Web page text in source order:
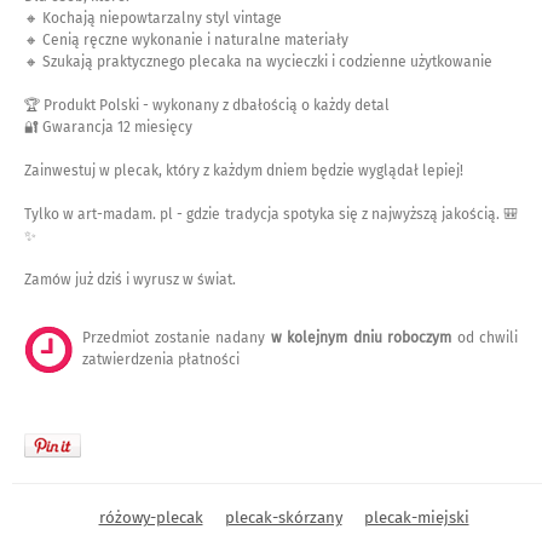
🔸 Kochają niepowtarzalny styl vintage
🔸 Cenią ręczne wykonanie i naturalne materiały
🔸 Szukają praktycznego plecaka na wycieczki i codzienne użytkowanie
🏆 Produkt Polski - wykonany z dbałością o każdy detal
🔐 Gwarancja 12 miesięcy
Zainwestuj w plecak, który z każdym dniem będzie wyglądał lepiej!
Tylko w art-madam. pl - gdzie tradycja spotyka się z najwyższą jakością. 🎒
✨
Zamów już dziś i wyrusz w świat.
Przedmiot zostanie nadany w kolejnym dniu roboczym od chwili
zatwierdzenia płatności
różowy-plecak plecak-skórzany plecak-miejski